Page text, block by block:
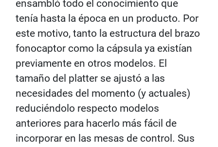
ensambló todo el conocimiento que
tenía hasta la época en un producto. Por
este motivo, tanto la estructura del brazo
fonocaptor como la cápsula ya existían
previamente en otros modelos. El
tamaño del platter se ajustó a las
necesidades del momento (y actuales)
reduciéndolo respecto modelos
anteriores para hacerlo más fácil de
incorporar en las mesas de control. Sus